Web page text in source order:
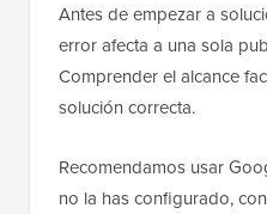
Antes de empezar a
error afecta a una sola
Comprender el alcance
solución correcta.
Recomendamos usar
no la has configurado,